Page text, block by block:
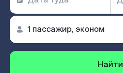
Найти